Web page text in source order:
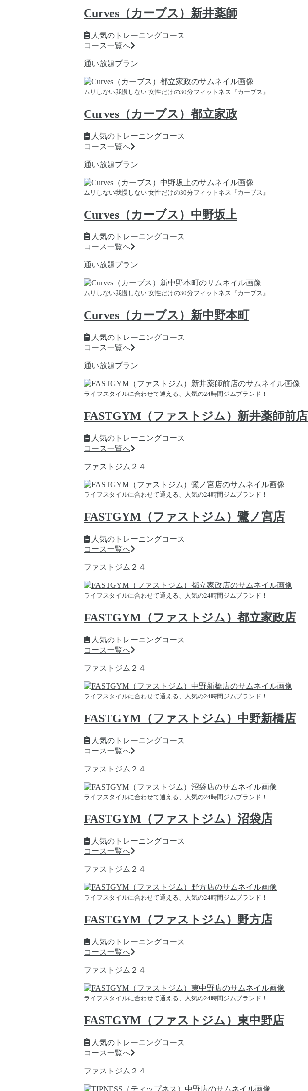
Curves（カーブス）新井薬師
人気のトレーニングコース
コース一覧へ
通い放題プラン
ムリしない我慢しない 女性だけの30分フィットネス『カーブス』
Curves（カーブス）都立家政
人気のトレーニングコース
コース一覧へ
通い放題プラン
ムリしない我慢しない 女性だけの30分フィットネス『カーブス』
Curves（カーブス）中野坂上
人気のトレーニングコース
コース一覧へ
通い放題プラン
ムリしない我慢しない 女性だけの30分フィットネス『カーブス』
Curves（カーブス）新中野本町
人気のトレーニングコース
コース一覧へ
通い放題プラン
ライフスタイルに合わせて通える、人気の24時間ジムブランド！
FASTGYM（ファストジム）新井薬師前店
人気のトレーニングコース
コース一覧へ
ファストジム２４
ライフスタイルに合わせて通える、人気の24時間ジムブランド！
FASTGYM（ファストジム）鷺ノ宮店
人気のトレーニングコース
コース一覧へ
ファストジム２４
ライフスタイルに合わせて通える、人気の24時間ジムブランド！
FASTGYM（ファストジム）都立家政店
人気のトレーニングコース
コース一覧へ
ファストジム２４
ライフスタイルに合わせて通える、人気の24時間ジムブランド！
FASTGYM（ファストジム）中野新橋店
人気のトレーニングコース
コース一覧へ
ファストジム２４
ライフスタイルに合わせて通える、人気の24時間ジムブランド！
FASTGYM（ファストジム）沼袋店
人気のトレーニングコース
コース一覧へ
ファストジム２４
ライフスタイルに合わせて通える、人気の24時間ジムブランド！
FASTGYM（ファストジム）野方店
人気のトレーニングコース
コース一覧へ
ファストジム２４
ライフスタイルに合わせて通える、人気の24時間ジムブランド！
FASTGYM（ファストジム）東中野店
人気のトレーニングコース
コース一覧へ
ファストジム２４